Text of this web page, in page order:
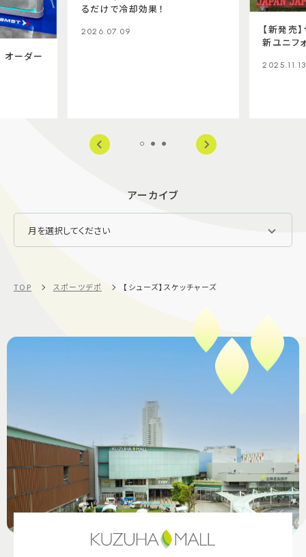
オーダー
るだけで冷却効果！
2026.07.09
【新発売
新ユニフ
2025.11.13
アーカイブ
TOP スポーツデポ 【シューズ】スケッチャーズ